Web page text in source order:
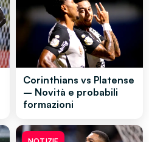
Corinthians vs Platense
– Novità e probabili
formazioni